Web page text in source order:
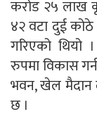
करोड २५ लाख
४२ वटा दुई
गरिएको थियो
रुपमा विकास
भवन, खेल मैदान
छ ।